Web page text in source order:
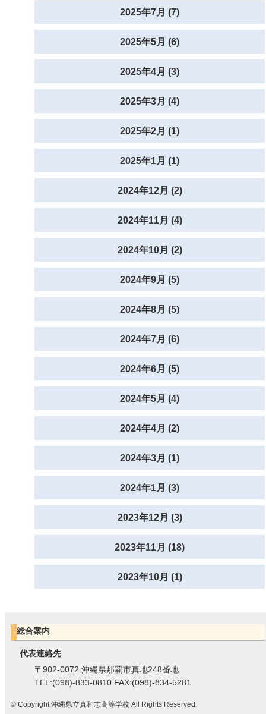
2025年7月 (7)
2025年5月 (6)
2025年4月 (3)
2025年3月 (4)
2025年2月 (1)
2025年1月 (1)
2024年12月 (2)
2024年11月 (4)
2024年10月 (2)
2024年9月 (5)
2024年8月 (5)
2024年7月 (6)
2024年6月 (5)
2024年5月 (4)
2024年4月 (2)
2024年3月 (1)
2024年1月 (3)
2023年12月 (3)
2023年11月 (18)
2023年10月 (1)
総合案内
代表連絡先
〒902-0072 沖縄県那覇市真地248番地
TEL:(098)-833-0810 FAX:(098)-834-5281
© Copyright 沖縄県立真和志高等学校 All Rights Reserved.